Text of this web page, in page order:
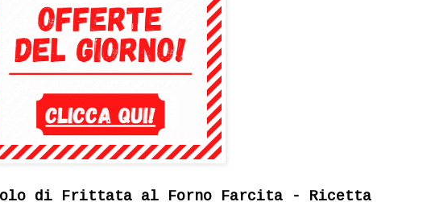
di Frittata al Forno Farcita - Ricetta